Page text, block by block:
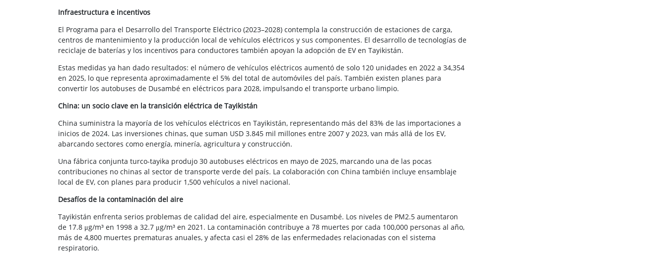
Infraestructura e incentivos
El Programa para el Desarrollo del Transporte Eléctrico (2023–2028) contempla la construcción de estaciones de carga,
centros de mantenimiento y la producción local de vehículos eléctricos y sus componentes. El desarrollo de tecnologías de
reciclaje de baterías y los incentivos para conductores también apoyan la adopción de EV en Tayikistán.
Estas medidas ya han dado resultados: el número de vehículos eléctricos aumentó de solo 120 unidades en 2022 a 34,354
en 2025, lo que representa aproximadamente el 5% del total de automóviles del país. También existen planes para
convertir los autobuses de Dusambé en eléctricos para 2028, impulsando el transporte urbano limpio.
China: un socio clave en la transición eléctrica de Tayikistán
China suministra la mayoría de los vehículos eléctricos en Tayikistán, representando más del 83% de las importaciones a
inicios de 2024. Las inversiones chinas, que suman USD 3.845 mil millones entre 2007 y 2023, van más allá de los EV,
abarcando sectores como energía, minería, agricultura y construcción.
Una fábrica conjunta turco-tayika produjo 30 autobuses eléctricos en mayo de 2025, marcando una de las pocas
contribuciones no chinas al sector de transporte verde del país. La colaboración con China también incluye ensamblaje
local de EV, con planes para producir 1,500 vehículos a nivel nacional.
Desafíos de la contaminación del aire
Tayikistán enfrenta serios problemas de calidad del aire, especialmente en Dusambé. Los niveles de PM2.5 aumentaron
de 17.8 μg/m³ en 1998 a 32.7 μg/m³ en 2021. La contaminación contribuye a 78 muertes por cada 100,000 personas al año,
más de 4,800 muertes prematuras anuales, y afecta casi el 28% de las enfermedades relacionadas con el sistema
respiratorio.